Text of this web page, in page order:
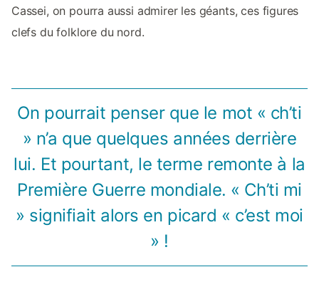
Cassei, on pourra aussi admirer les géants, ces figures
clefs du folklore du nord.
On pourrait penser que le mot « ch’ti
» n’a que quelques années derrière
lui. Et pourtant, le terme remonte à la
Première Guerre mondiale. « Ch’ti mi
» signifiait alors en picard « c’est moi
» !